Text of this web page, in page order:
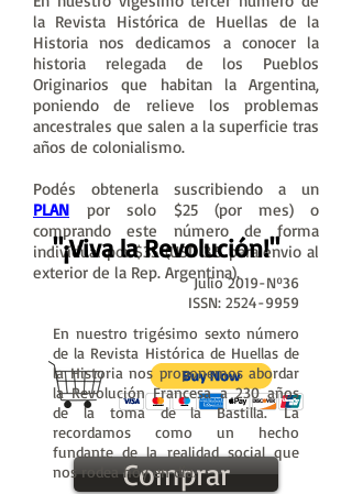
la Revista Histórica de Huellas de la
Historia nos dedicamos a conocer la
historia relegada de los Pueblos
Originarios que habitan la Argentina,
poniendo de relieve los problemas
ancestrales que salen a la superficie tras
años de colonialismo.
Podés obtenerla suscribiendo a un
PLAN
por solo $25 (por mes) o
comprando este número de forma
individual por $35 (USD 3.5 para envio al
exterior de la Rep. Argentina).
Comprar
"¡Viva la Revolución!"
Julio 2019-Nº36
ISSN: 2524-9959
En nuestro trigésimo sexto número
de la Revista Histórica de Huellas de
la Historia nos proponemos abordar
la Revolución Francesa a 230 años
de la toma de la Bastilla. La
recordamos como un hecho
fundante de la realidad social que
nos rodea hoy en día.